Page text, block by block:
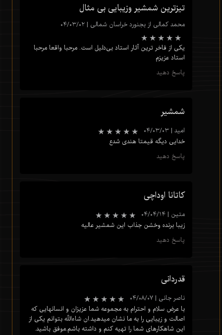
★★ ★★★
تیزترین شمشیر وزیبایی بی مثال
محمد کمالی از بجنورد خراسان شمالی | ۰۴/۰۳/۰۲
یکی از فاخر ترین آثار استاد بی‌دلیل است. مرحبا واقعا مرحبا
استاد عزیزم
پاسخ دهید
شمشیر
امید | ۰۴/۰۳/۰۳
خدایی دیگه قیمتا هندی شدع
پاسخ دهید
کاتانا اوداچی
متین | ۰۴/۰۴/۱۴
زیبا برنده وخشن جذاب این شمشیر عالیه
پاسخ دهید
قدردانی
ناصر جانی | ۰۴/۰۸/۰۷
با عرض سلام و احترام به مجموعه شما عزیزان و انسانهایی که
اصالت و زیبایی را به ما نشان میدهید.ان شاءالله بتوانم یکی از
این شاهکارهای شما را تهیه کنم و داشته باشم.موفق باشید.